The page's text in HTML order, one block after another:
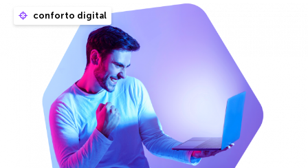
conforto digital